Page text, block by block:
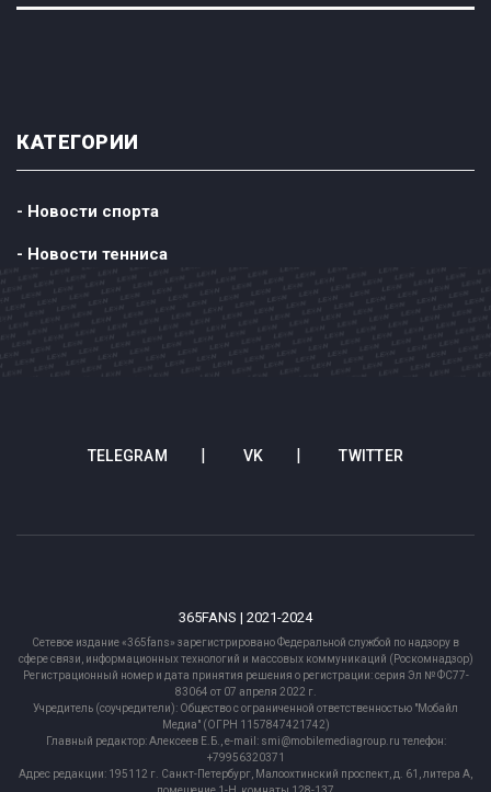
КАТЕГОРИИ
- Новости спорта
- Новости тенниса
TELEGRAM VK TWITTER
365FANS | 2021-2024
Сетевое издание «365fans» зарегистрировано Федеральной службой по надзору в
сфере связи, информационных технологий и массовых коммуникаций (Роскомнадзор)
Регистрационный номер и дата принятия решения о регистрации: серия Эл № ФС77-
83064 от 07 апреля 2022 г.
Учредитель (соучредители): Общество с ограниченной ответственностью "Мобайл
Медиа" (ОГРН 1157847421742)
Главный редактор: Алексеев Е.Б., e-mail: smi@mobilemediagroup.ru телефон:
+79956320371
Адрес редакции: 195112 г. Санкт-Петербург, Малоохтинский проспект, д. 61, литера А,